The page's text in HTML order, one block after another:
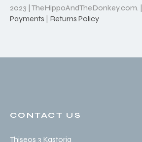
2023 | TheHippoAndTheDonkey.com. |
Payments | Returns Policy
CONTACT US
Thiseos 3 Kastoria